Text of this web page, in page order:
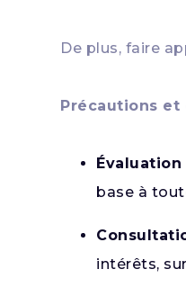
De plus, faire
Précautions et
base à
intérêts,